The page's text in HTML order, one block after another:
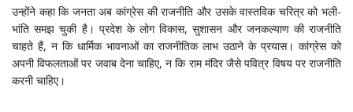
उन्होंने कहा कि जनता अब कांग्रेस की राजनीति और उसके वास्तविक चरित्र को भली-
भांति समझ चुकी है। प्रदेश के लोग विकास, सुशासन और जनकल्याण की राजनीति
चाहते हैं, न कि धार्मिक भावनाओं का राजनीतिक लाभ उठाने के प्रयास। कांग्रेस को
अपनी विफलताओं पर जवाब देना चाहिए, न कि राम मंदिर जैसे पवित्र विषय पर राजनीति
करनी चाहिए।